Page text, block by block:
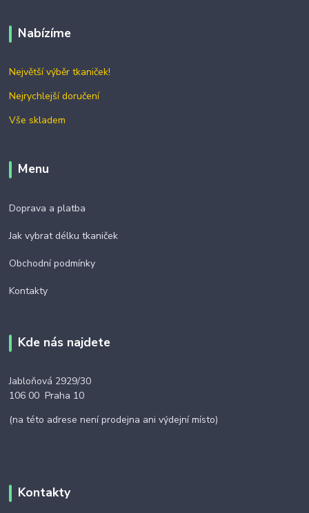
Nabízíme
Největší výběr tkaniček!
Nejrychlejší doručení
Vše skladem
Menu
Doprava a platba
Jak vybrat délku tkaniček
Obchodní podmínky
Kontakty
Kde nás najdete
Jabloňová 2929/30
106 00 Praha 10
(na této adrese není prodejna ani výdejní místo)
Kontakty